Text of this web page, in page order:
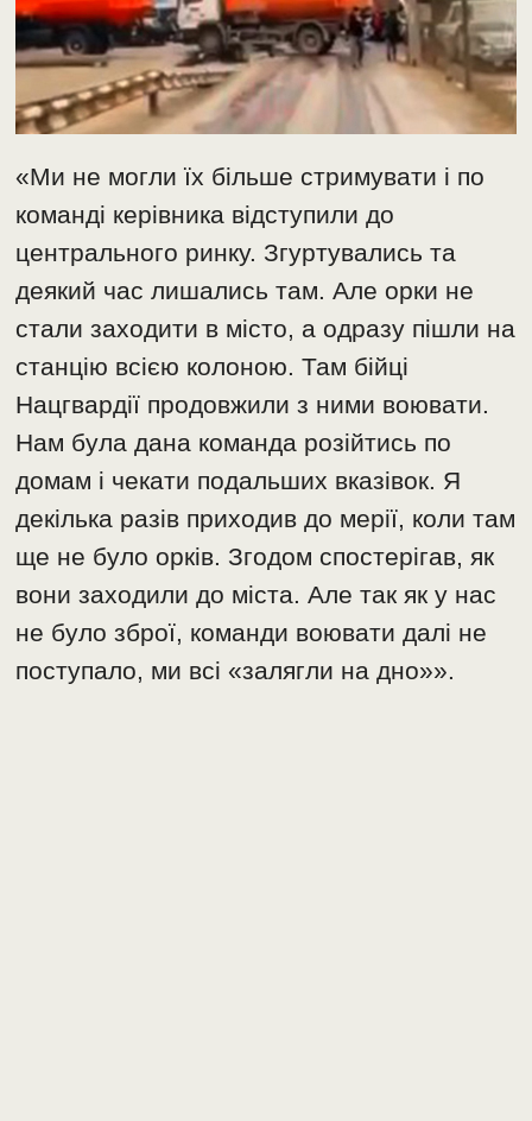
«Ми не могли їх більше стримувати і по
команді керівника відступили до
центрального ринку. Згуртувались та
деякий час лишались там. Але орки не
стали заходити в місто, а одразу пішли на
станцію всією колоною. Там бійці
Нацгвардії продовжили з ними воювати.
Нам була дана команда розійтись по
домам і чекати подальших вказівок. Я
декілька разів приходив до мерії, коли там
ще не було орків. Згодом спостерігав, як
вони заходили до міста. Але так як у нас
не було зброї, команди воювати далі не
поступало, ми всі «залягли на дно»».